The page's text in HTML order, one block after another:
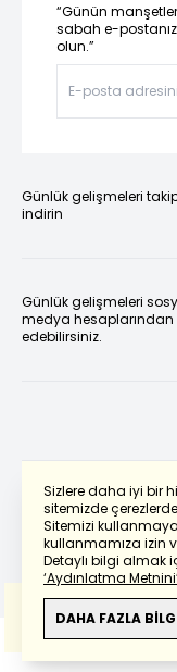
Sizlere daha iyi bir
sitemizde
Sitemizi
kullanmamıza izin
Detaylı bilgi almak
‘Aydınlatma
DAHA FAZLA
“Günün
sabah e-
olun.”
Günlük gelişmeleri
indirin
Günlük gelişmeleri
medya hesaplarından
edebilirsiniz.
Powered by
Bu çevirideGoogle
Anlam ve çeviri
sorumlu